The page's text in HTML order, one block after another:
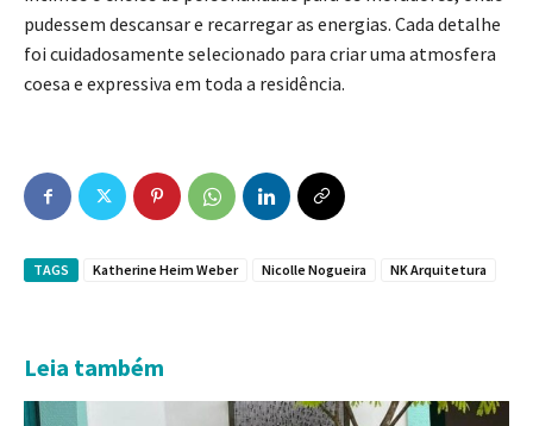
pudessem descansar e recarregar as energias. Cada detalhe
foi cuidadosamente selecionado para criar uma atmosfera
coesa e expressiva em toda a residência.
TAGS Katherine Heim Weber Nicolle Nogueira NK Arquitetura
Leia também